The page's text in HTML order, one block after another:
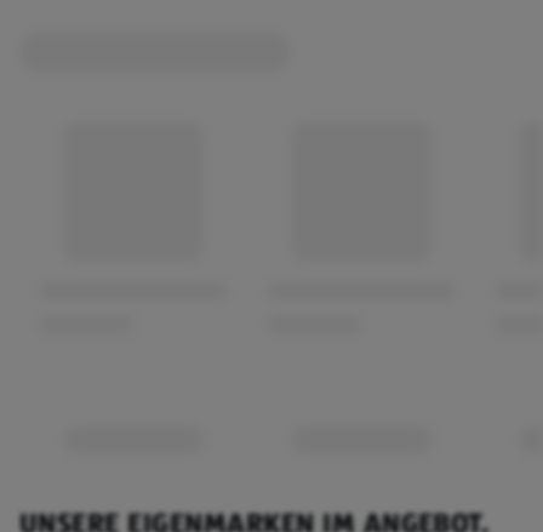
UNSERE EIGENMARKEN IM ANGEBOT.